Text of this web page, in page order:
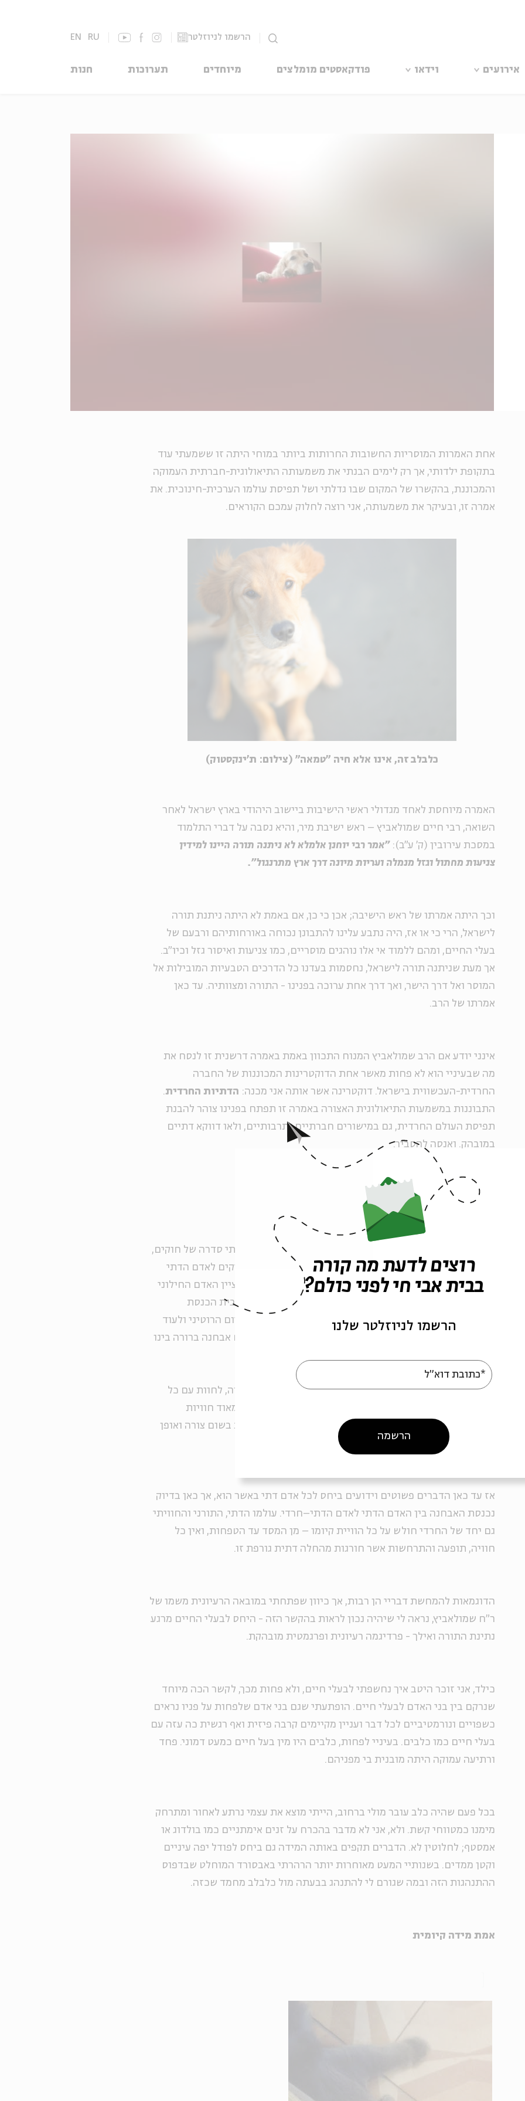
הרשמו לניוזלטר EN RU
אירועים וידאו פודקאסטים מומלצים מיוחדים תערוכות חנות
אחת האמרות המוסריות החשובות החרותות ביותר במוחי היתה זו ששמעתי עוד
בתקופת ילדותי, אך רק לימים הבנתי את משמעותה התיאולוגית-חברתית העמוקה
והמכוננת, בהקשרו של המקום שבו גדלתי ושל תפיסת עולמו הערכית-חינוכית. את
אמרה זו, ובעיקר את משמעותה, אני רוצה לחלוק עמכם הקוראים.
כלבלב זה, אינו אלא חיה "טמאה" (צילום: ת'ינקסטוק)
האמרה מיוחסת לאחד מגדולי ראשי הישיבות ביישוב היהודי בארץ ישראל לאחר
השואה, רבי חיים שמולאביץ – ראש ישיבת מיר, והיא נסבה על דברי התלמוד
במסכת עירובין (ק' ע"ב):"אמר רבי יוחנן אלמלא לא ניתנה תורה היינו למידין
צניעות מחתול וגזל מנמלה ועריות מיונה דרך ארץ מתרנגול".
וכך היתה אמרתו של ראש הישיבה; אכן כי כן, אם באמת לא היתה ניתנת תורה
לישראל, הרי כי או אז, היה נתבע עלינו להתבונן נכוחה באורחותיהם ורבעם של
בעלי החיים, ומהם ללמוד אי אלו נוהגים מוסריים, כמו צניעות ואיסור גזל וכיו"ב.
אך מעת שניתנה תורה לישראל, נחסמות בעדנו כל הדרכים הטבעיות המובילות אל
המוסר ואל דרך הישר, ואך דרך אחת ערוכה בפנינו - התורה ומצוותיה. עד כאן
אמרתו של הרב.
אינני יודע אם הרב שמולאביץ המנוח התכוון באמת באמרה דרשנית זו לנסח את
מה שבעיניי הוא לא פחות מאשר אחת הדוקטרינות המכוננות של החברה
החרדית-העכשווית בישראל. דוקטרינה אשר אותה אני מכנה: הדתיות החרדית.
התבוננות במשמעות התיאולוגית האצורה באמרה זו תפתח בפנינו צוהר להבנת
תפיסת העולם החרדית, גם במישורים חברתיים ותרבותיים, ולאו דווקא דתיים
במובהק. ואנסה להסביר.
פרדוקס הכלב
המערכת הדתית, זו המסורתית והמוכרת, מחילה על האדם הדתי סדרה של חוקים,
הוראות וריטואלים. סט של ערכים (וערכים מוספים) אשר מעניקים לאדם הדתי
ולחייו משמעות וייחודיות דתית נבדלת. אם את שבת בבוקר מציין האדם החילוני
על שפת הים או בטיול בחצבני, הרי שהאדם הדתי עושה זאת בבית הכנסת
בתפילות ובביתו בשמירת השבת והזכרתה, וכך בנוגע לסדר היום הרוטיני ולעוד
סדרה ארוכה של מאפיינים ייחודיים-פרטיקולריים אשר יוצרים אבחנה ברורה בינו
אך כל זאת לא גורע גם ממי שמקיים תרי"ג מצוות, קלה כבחמורה, לחוות עם כל
אדם אחר באופן שווה לחלוטין, ללא הבדל דת, גזע ומין, הרבה מאוד חוויות
אסתטיות, הומניות או סתם הנאות של חולין אשר אינן קשורות בשום צורה ואופן
אל אותו עולם דתי מסוים שלו.
אז עד כאן הדברים פשוטים וידועים ביחס לכל אדם דתי באשר הוא, אך כאן בדיוק
נכנסת האבחנה בין האדם הדתי לאדם הדתי–חרדי. עולמו הדתי, התורני והחוויתי
גם יחד של החרדי חולש על כל הוויית קיומו – מן המסד עד הטפחות, ואין כל
חוויה, תופעה והתרחשות אשר חורגות מהחלה דתית גורפת זו.
הדוגמאות להמחשת דבריי הן רבות, אך כיוון שפתחתי במובאה הרעיונית משמו של
ר"ח שמולאביץ, נראה לי שיהיה נכון לראות בהקשר הזה - היחס לבעלי החיים מרגע
נתינת התורה ואילך - פרדיגמה רעיונית ופרגמטית מובהקת.
כילד, אני זוכר היטב איך נחשפתי לבעלי חיים, ולא פחות מכך, לקשר הכה מיוחד
שנרקם בין בני האדם לבעלי חיים. הופתעתי שגם בני אדם שלפחות על פניו נראים
כשפויים ונורמטיביים לכל דבר ועניין מקיימים קרבה פיזית ואף רגשית כה עזה עם
בעלי חיים כמו כלבים. בעיניי לפחות, כלבים היו מין בעל חיים כמעט דמוני. פחד
ורתיעה עמוקה היתה מובנית בי מפניהם.
בכל פעם שהיה כלב עובר מולי ברחוב, הייתי מוצא את עצמי נרתע לאחור ומתרחק
מימנו כמטווחי קשת. ולא, אני לא מדבר בהכרח על זנים אימתניים כמו בולדוג או
אמסטף; לחלוטין לא. הדברים תקפים באותה המידה גם ביחס לפודל יפה עיניים
וקטן ממדים. בשנותיי המעט מאוחרות יותר הרהרתי באבסורד המוחלט שבדפוס
ההתנהגות הזה ובמה שגורם לי להתנהג בבעתה מול כלבלב מחמד שכזה.
אמת מידה קיומית
רוצים לדעת מה קורה
בבית אבי חי לפני כולם?
הרשמו לניוזלטר שלנו
*כתובת דוא"ל
הרשמה